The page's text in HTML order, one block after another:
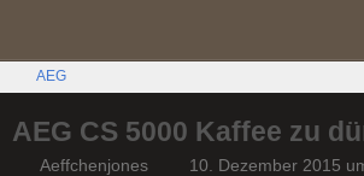
AEG
AEG CS 5000 Kaffee zu
Aeffchenjones 10. Dezember 2015